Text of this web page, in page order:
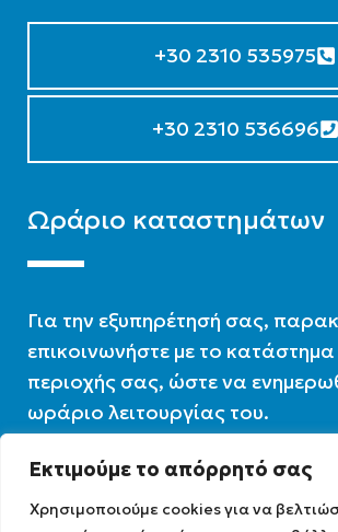
Εκτιμούμε το απόρρητό σας
Χρησιμοποιούμε cookies για να
+30 2310 535975
+30 2310 536696
Ωράριο καταστημάτων
Για την εξυπηρέτησή σας,
επικοινωνήστε με το κατάστημα
περιοχής σας, ώστε να
ωράριο λειτουργίας του.
Ωράριο λειτουργίας : 07:30